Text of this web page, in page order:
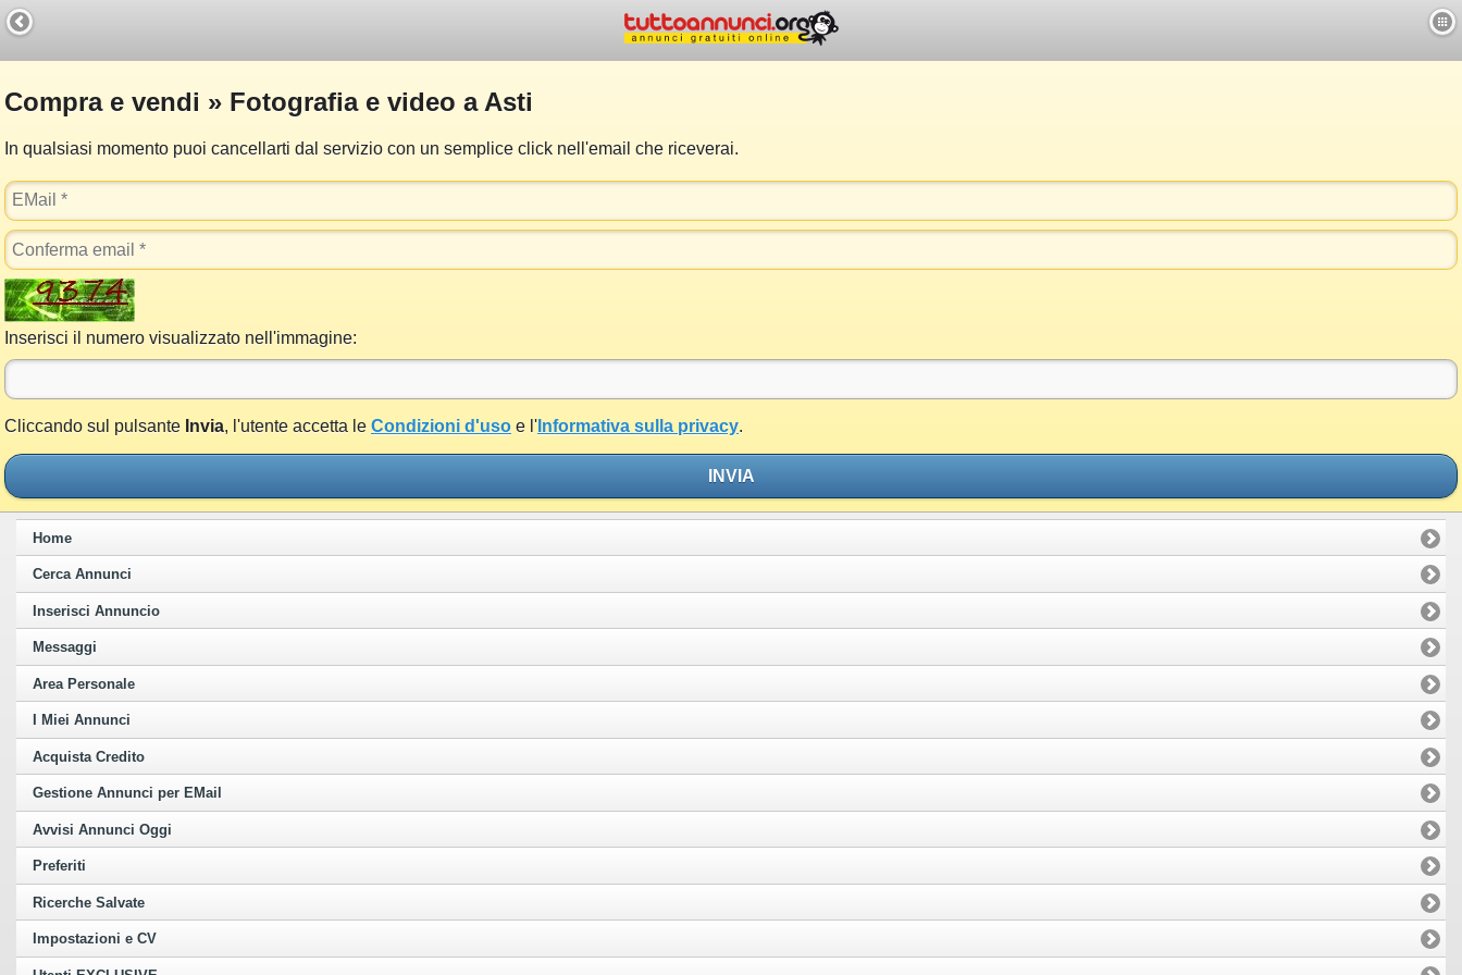
Compra e vendi » Fotografia e video a Asti
In qualsiasi momento puoi cancellarti dal servizio con un semplice click nell'email che riceverai.
Inserisci il numero visualizzato nell'immagine:
Cliccando sul pulsante Invia, l'utente accetta le Condizioni d'uso e l' Informativa sulla privacy.
INVIA
Home
Cerca Annunci
Inserisci Annuncio
Messaggi
Area Personale
I Miei Annunci
Acquista Credito
Gestione Annunci per EMail
Avvisi Annunci Oggi
Preferiti
Ricerche Salvate
Impostazioni e CV